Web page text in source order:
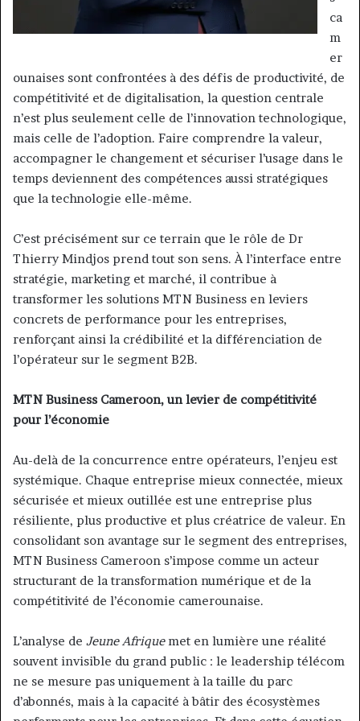
ca
m
er
ounaises sont confrontées à des défis de productivité, de
compétitivité et de digitalisation, la question centrale
n’est plus seulement celle de l’innovation technologique,
mais celle de l’adoption. Faire comprendre la valeur,
accompagner le changement et sécuriser l’usage dans le
temps deviennent des compétences aussi stratégiques
que la technologie elle-même.
C’est précisément sur ce terrain que le rôle de Dr
Thierry Mindjos prend tout son sens. À l’interface entre
stratégie, marketing et marché, il contribue à
transformer les solutions MTN Business en leviers
concrets de performance pour les entreprises,
renforçant ainsi la crédibilité et la différenciation de
l’opérateur sur le segment B2B.
MTN Business Cameroon, un levier de compétitivité
pour l’économie
Au-delà de la concurrence entre opérateurs, l’enjeu est
systémique. Chaque entreprise mieux connectée, mieux
sécurisée et mieux outillée est une entreprise plus
résiliente, plus productive et plus créatrice de valeur. En
consolidant son avantage sur le segment des entreprises,
MTN Business Cameroon s’impose comme un acteur
structurant de la transformation numérique et de la
compétitivité de l’économie camerounaise.
L’analyse de Jeune Afriquemet en lumière une réalité
souvent invisible du grand public : le leadership télécom
ne se mesure pas uniquement à la taille du parc
d’abonnés, mais à la capacité à bâtir des écosystèmes